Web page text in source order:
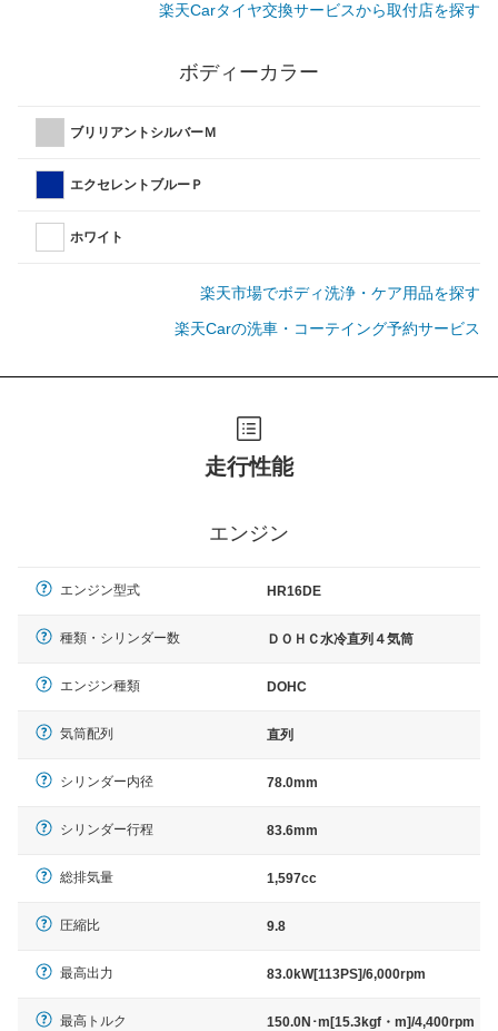
楽天Carタイヤ交換サービスから取付店を探す
ボディーカラー
ブリリアントシルバーＭ
エクセレントブルーＰ
ホワイト
楽天市場でボディ洗浄・ケア用品を探す
楽天Carの洗車・コーテイング予約サービス
走行性能
エンジン
エンジン型式 HR16DE
種類・シリンダー数 ＤＯＨＣ水冷直列４気筒
エンジン種類 DOHC
気筒配列 直列
シリンダー内径 78.0mm
シリンダー行程 83.6mm
総排気量 1,597cc
圧縮比 9.8
最高出力 83.0kW[113PS]/6,000rpm
最高トルク 150.0N･m[15.3kgf・m]/4,400rpm